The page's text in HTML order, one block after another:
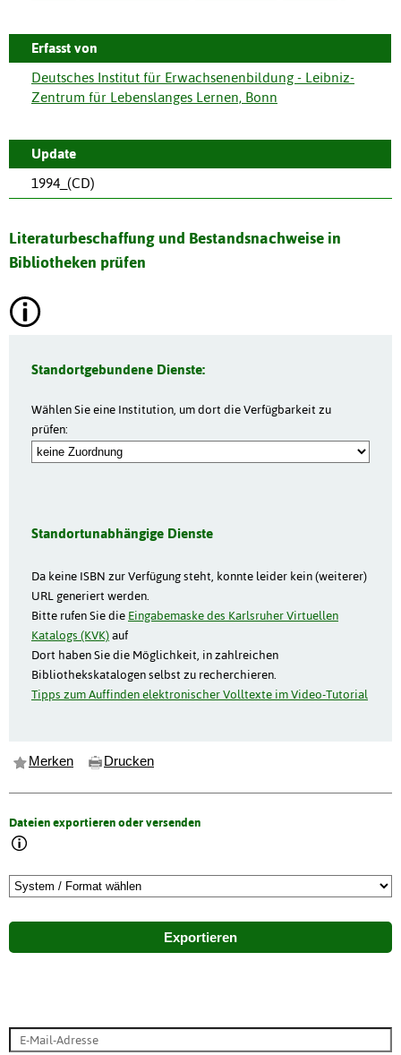
Erfasst von
Deutsches Institut für Erwachsenenbildung - Leibniz-
Zentrum für Lebenslanges Lernen, Bonn
Update
1994_(CD)
Literaturbeschaffung und Bestandsnachweise in
Bibliotheken prüfen
Standortgebundene Dienste:
Wählen Sie eine Institution, um dort die Verfügbarkeit zu
prüfen:
Standortunabhängige Dienste
Da keine ISBN zur Verfügung steht, konnte leider kein (weiterer)
URL generiert werden.
Bitte rufen Sie die Eingabemaske des Karlsruher Virtuellen
Katalogs (KVK)auf
Dort haben Sie die Möglichkeit, in zahlreichen
Bibliothekskatalogen selbst zu recherchieren.
Tipps zum Auffinden elektronischer Volltexte im Video-Tutorial
Merken Drucken
Dateien exportieren oder versenden
Exportieren